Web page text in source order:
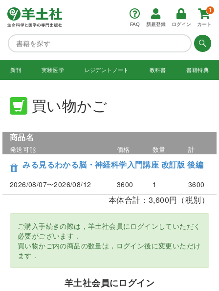
FAQ 新規登録 ログイン カート
1
新刊 実験医学 レジデント ノート 教科書 書籍特典
買い物かご
商品名
発送可能 価格 数量 計
みる見るわかる脳・神経科学入門講座 改訂版 後編
2026/08/07〜2026/08/12 3600 1 3600
本体合計：3,600円（税別）
ご購入手続きの際は，羊土社会員にログインしていただく
必要がございます．
買い物かご内の商品の数量は，ログイン後に変更いただけ
ます．
羊土社会員にログイン